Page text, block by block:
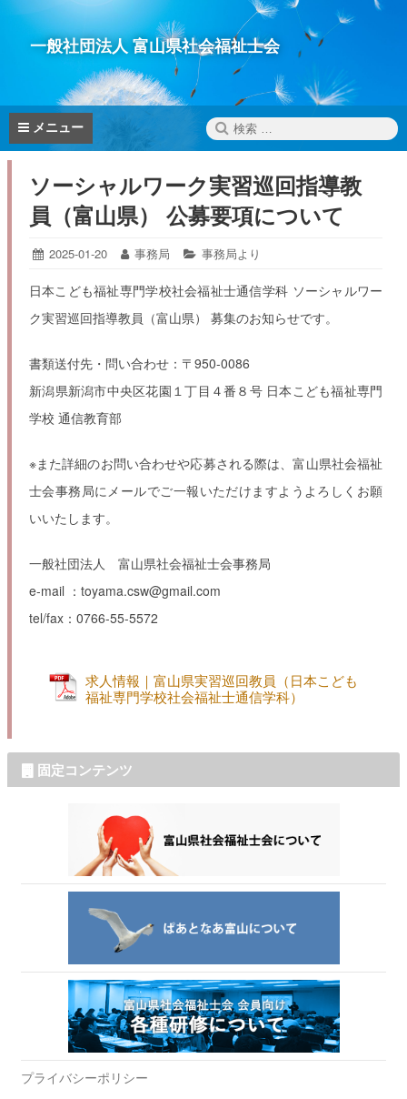
コ
へ
ス
キ
メニュー
検
索:
一般社団法人 富山県社会福祉士会
ソーシャルワーク実習巡回指導教
員（富山県） 公募要項について
投
日:
2025-01-202025-
20
投
者:
事務局
カ
ゴ
ー:
事務局より
日本こども福祉専門学校社会福祉士通信学科 ソーシャルワー
ク実習巡回指導教員（富山県） 募集のお知らせです。
書類送付先・問い合わせ：〒950-0086
新潟県新潟市中央区花園１丁目４番８号 日本こども福祉専門
学校 通信教育部
※また詳細のお問い合わせや応募される際は、富山県社会福祉
士会事務局にメールでご一報いただけますようよろしくお願
いいたします。
ㅤㅤㅤㅤㅤㅤㅤㅤㅤㅤㅤㅤㅤㅤㅤㅤㅤㅤㅤㅤ一般社団法人 富山県社会福祉士会事務局
ㅤㅤㅤㅤㅤㅤㅤㅤㅤㅤㅤㅤㅤㅤㅤㅤㅤㅤㅤㅤㅤㅤㅤㅤㅤㅤㅤㅤㅤㅤe-mail ：toyama.csw@gmail.com
ㅤㅤㅤㅤㅤㅤㅤㅤㅤㅤㅤㅤㅤㅤㅤㅤㅤㅤㅤㅤㅤㅤㅤㅤㅤㅤㅤㅤㅤㅤtel/fax：0766-55-5572
求人情報｜富山県実習巡回教員（日本こども
福祉専門学校社会福祉士通信学科）
固定コンテンツ
プライバシーポリシー